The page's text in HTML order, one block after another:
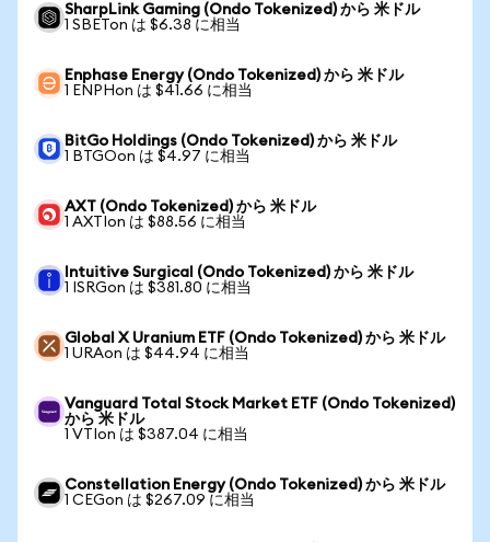
SharpLink Gaming (Ondo Tokenized) から 米ドル
1 SBETon は $6.38 に相当
Enphase Energy (Ondo Tokenized) から 米ドル
1 ENPHon は $41.66 に相当
BitGo Holdings (Ondo Tokenized) から 米ドル
1 BTGOon は $4.97 に相当
AXT (Ondo Tokenized) から 米ドル
1 AXTIon は $88.56 に相当
Intuitive Surgical (Ondo Tokenized) から 米ドル
1 ISRGon は $381.80 に相当
Global X Uranium ETF (Ondo Tokenized) から 米ドル
1 URAon は $44.94 に相当
Vanguard Total Stock Market ETF (Ondo Tokenized)
から 米ドル
1 VTIon は $387.04 に相当
Constellation Energy (Ondo Tokenized) から 米ドル
1 CEGon は $267.09 に相当